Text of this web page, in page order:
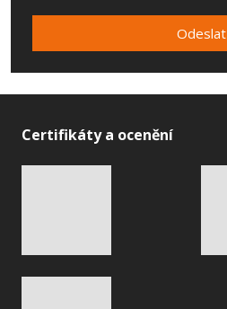
zpracováním
Odeslat
se
odeslat.
Certifikáty a ocenění